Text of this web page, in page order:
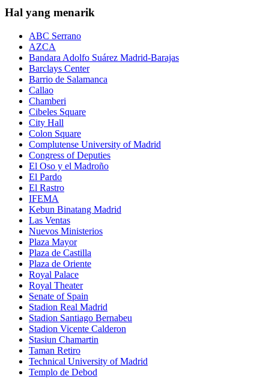
Hal yang menarik
ABC Serrano
AZCA
Bandara Adolfo Suárez Madrid-Barajas
Barclays Center
Barrio de Salamanca
Callao
Chamberi
Cibeles Square
City Hall
Colon Square
Complutense University of Madrid
Congress of Deputies
El Oso y el Madroño
El Pardo
El Rastro
IFEMA
Kebun Binatang Madrid
Las Ventas
Nuevos Ministerios
Plaza Mayor
Plaza de Castilla
Plaza de Oriente
Royal Palace
Royal Theater
Senate of Spain
Stadion Real Madrid
Stadion Santiago Bernabeu
Stadion Vicente Calderon
Stasiun Chamartin
Taman Retiro
Technical University of Madrid
Templo de Debod